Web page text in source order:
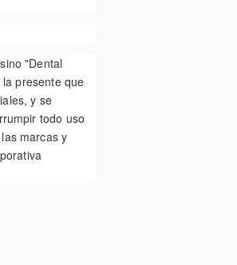
"Dental
presente que
y se
todo uso
marcas y